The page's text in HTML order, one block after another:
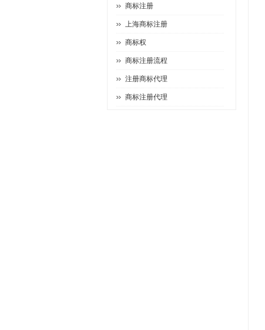
商标注册
上海商标注册
商标权
商标注册流程
注册商标代理
商标注册代理